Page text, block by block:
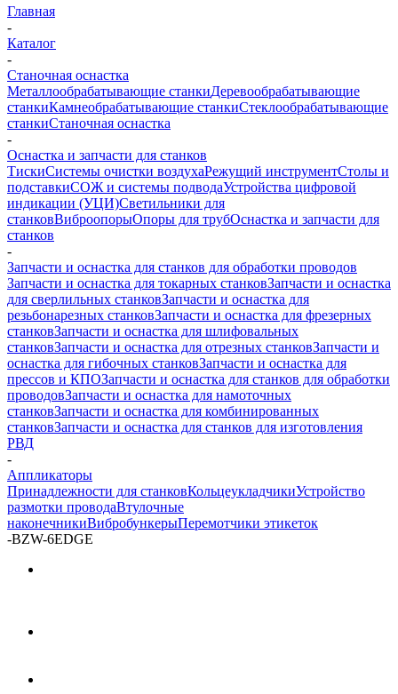
Главная
-
Каталог
-
Станочная оснастка
Металлообрабатывающие станкиДеревообрабатывающие
станкиКамнеобрабатывающие станкиСтеклообрабатывающие
станкиСтаночная оснастка
-
Оснастка и запчасти для станков
ТискиСистемы очистки воздухаРежущий инструментСтолы и
подставкиСОЖ и системы подводаУстройства цифровой
индикации (УЦИ)Светильники для
станковВиброопорыОпоры для трубОснастка и запчасти для
станков
-
Запчасти и оснастка для станков для обработки проводов
Запчасти и оснастка для токарных станковЗапчасти и оснастка
для сверлильных станковЗапчасти и оснастка для
резьбонарезных станковЗапчасти и оснастка для фрезерных
станковЗапчасти и оснастка для шлифовальных
станковЗапчасти и оснастка для отрезных станковЗапчасти и
оснастка для гибочных станковЗапчасти и оснастка для
прессов и КПОЗапчасти и оснастка для станков для обработки
проводовЗапчасти и оснастка для намоточных
станковЗапчасти и оснастка для комбинированных
станковЗапчасти и оснастка для станков для изготовления
РВД
-
Аппликаторы
Принадлежности для станковКольцеукладчикиУстройство
размотки проводаВтулочные
наконечникиВибробункерыПеремотчики этикеток
-BZW-6EDGE